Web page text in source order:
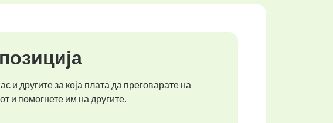
другите за која плата да преговарате на
и помогнете им на другите.